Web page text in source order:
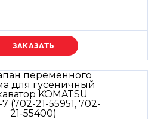
Уточняйте цену